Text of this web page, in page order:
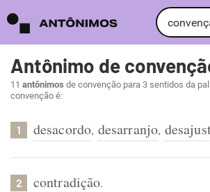
Antônimo de
11 antônimos de convenção para 3 sentidos da
convenção é:
1 desacordo, desarranjo,
2 contradição.